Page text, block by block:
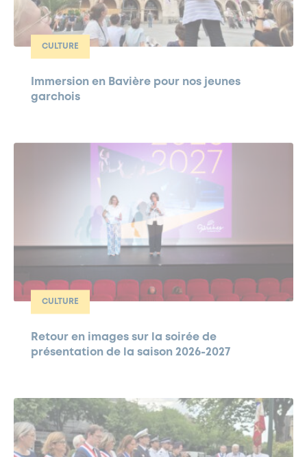
CULTURE
Immersion en Bavière pour nos jeunes
garchois
CULTURE
Retour en images sur la soirée de
présentation de la saison 2026-2027